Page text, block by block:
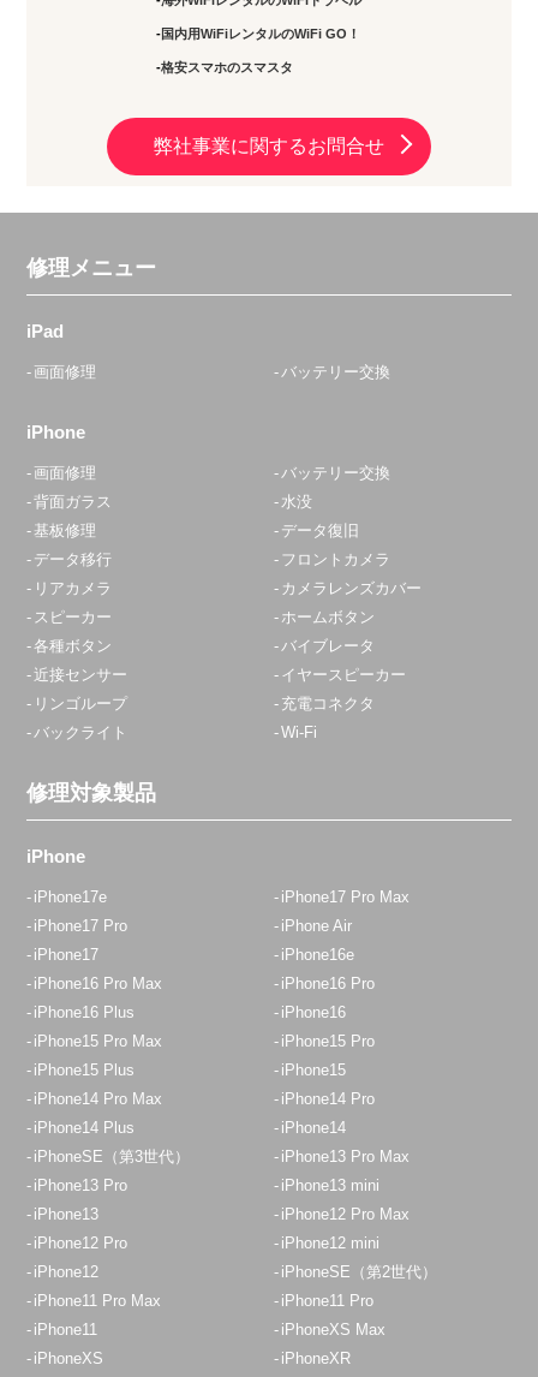
国内用WiFiレンタルのWiFi GO！
格安スマホのスマスタ
弊社事業に関するお問合せ
修理メニュー
iPad
画面修理 バッテリー交換
iPhone
画面修理
バッテリー交換
背面ガラス
水没
基板修理
データ復旧
データ移行
フロントカメラ
リアカメラ
カメラレンズカバー
スピーカー
ホームボタン
各種ボタン
バイブレータ
近接センサー
イヤースピーカー
リンゴループ
充電コネクタ
バックライト
Wi-Fi
修理対象製品
iPhone
iPhone17e
iPhone17 Pro Max
iPhone17 Pro
iPhone Air
iPhone17
iPhone16e
iPhone16 Pro Max
iPhone16 Pro
iPhone16 Plus
iPhone16
iPhone15 Pro Max
iPhone15 Pro
iPhone15 Plus
iPhone15
iPhone14 Pro Max
iPhone14 Pro
iPhone14 Plus
iPhone14
iPhoneSE（第3世代）
iPhone13 Pro Max
iPhone13 Pro
iPhone13 mini
iPhone13
iPhone12 Pro Max
iPhone12 Pro
iPhone12 mini
iPhone12
iPhoneSE（第2世代）
iPhone11 Pro Max
iPhone11 Pro
iPhone11
iPhoneXS Max
iPhoneXS
iPhoneXR